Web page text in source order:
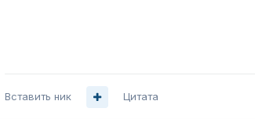
Вставить ник Цитата